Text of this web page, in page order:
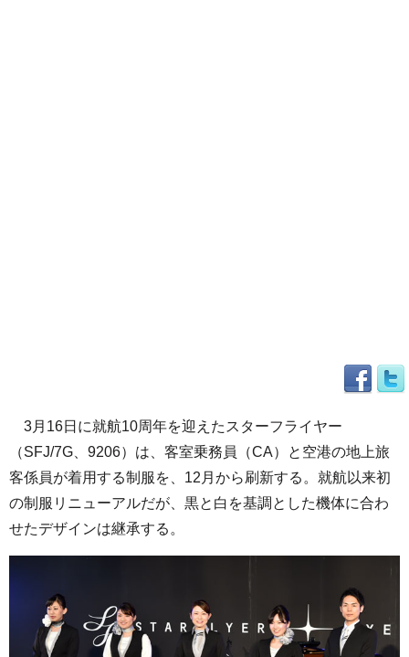
3月16日に就航10周年を迎えたスターフライヤー
（SFJ/7G、9206）は、客室乗務員（CA）と空港の地上旅
客係員が着用する制服を、12月から刷新する。就航以来初
の制服リニューアルだが、黒と白を基調とした機体に合わ
せたデザインは継承する。